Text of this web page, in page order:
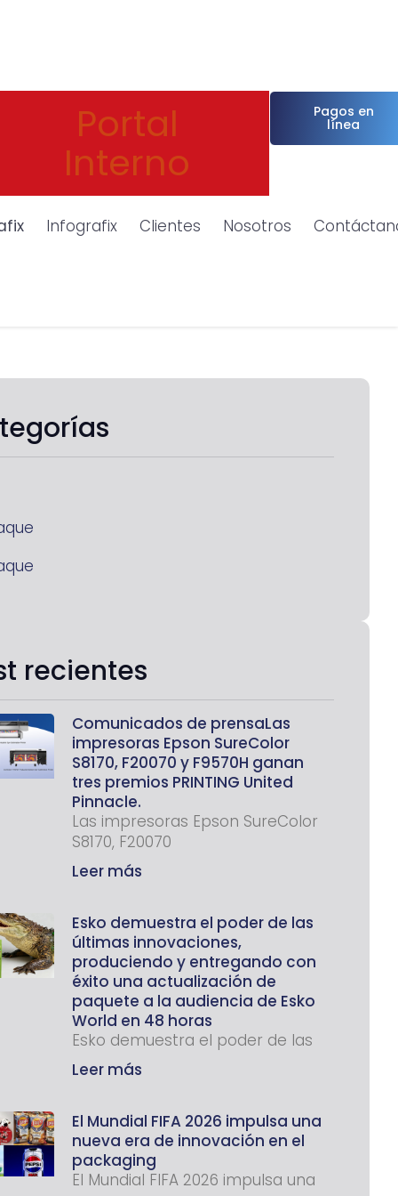
Portal
Interno
Pagos en
línea
Infografix Clientes Nosotros
recientes
Comunicados de prensaLas
impresoras Epson SureColor
S8170, F20070 y F9570H ganan
tres premios PRINTING United
Pinnacle.
Las impresoras Epson SureColor
S8170, F20070
Leer más
Esko demuestra el poder de las
últimas innovaciones,
produciendo y entregando con
éxito una actualización de
paquete a la audiencia de Esko
World en 48 horas
Esko demuestra el poder de las
Leer más
El Mundial FIFA 2026 impulsa una
nueva era de innovación en el
packaging
El Mundial FIFA 2026 impulsa una